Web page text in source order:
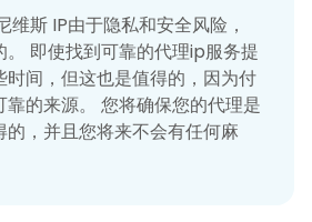
维斯 IP由于隐私和安全风险，
。 即使找到可靠的代理ip服务提
时间，但这也是值得的，因为付
靠的来源。 您将确保您的代理是
，并且您将来不会有任何麻